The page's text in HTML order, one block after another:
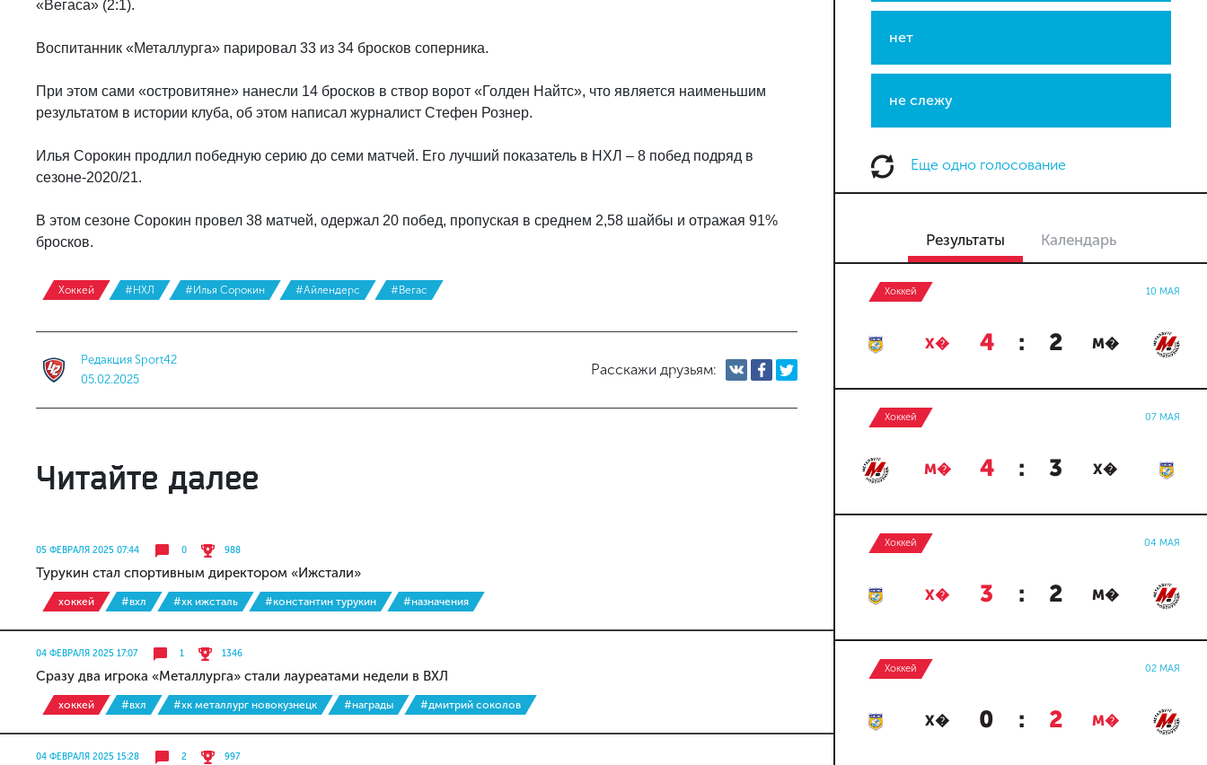
«Вегаса» (2:1).
Воспитанник «Металлурга» парировал 33 из 34 бросков соперника.
При этом сами «островитяне» нанесли 14 бросков в створ ворот «Голден Найтс», что является наименьшим
результатом в истории клуба, об этом написал журналист Стефен Рознер.
Илья Сорокин продлил победную серию до семи матчей. Его лучший показатель в НХЛ – 8 побед подряд в
сезоне-2020/21.
В этом сезоне Сорокин провел 38 матчей, одержал 20 побед, пропуская в среднем 2,58 шайбы и отражая 91%
бросков.
Хоккей #НХЛ #Илья Сорокин #Айлендерс #Вегас
Редакция Sport42
05.02.2025
Расскажи друзьям:
Читайте далее
05 ФЕВРАЛЯ 2025 07:44 0 988
Турукин стал спортивным директором «Ижстали»
хоккей #вхл #хк ижсталь #константин турукин #назначения
04 ФЕВРАЛЯ 2025 17:07 1 1346
Сразу два игрока «Металлурга» стали лауреатами недели в ВХЛ
хоккей #вхл #хк металлург новокузнецк #награды #дмитрий соколов
04 ФЕВРАЛЯ 2025 15:28 2 997
нет
не слежу
Еще одно голосование
Результаты Календарь
Хоккей 10 МАЯ
Х� 4 : 2 М�
Хоккей 07 МАЯ
М� 4 : 3 Х�
Хоккей 04 МАЯ
Х� 3 : 2 М�
Хоккей 02 МАЯ
Х� 0 : 2 М�